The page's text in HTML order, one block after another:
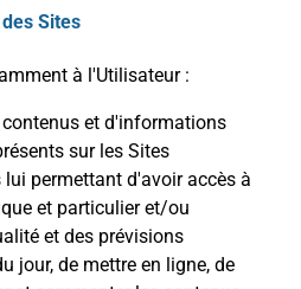
Sites
à l'Utilisateur :
et d'informations
sur les Sites
permettant d'avoir accès à
et particulier et/ou
et des prévisions
jour, de mettre en ligne, de